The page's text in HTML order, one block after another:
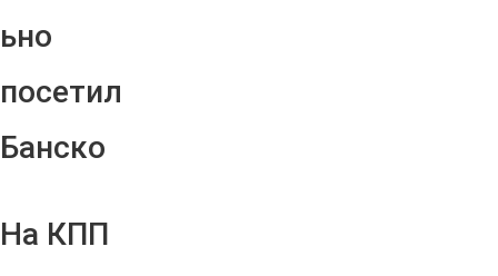
ьно
посетил
Банско
На КПП